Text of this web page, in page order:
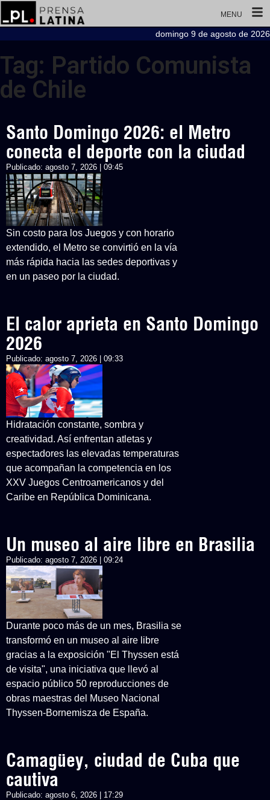
MENU
domingo 9 de agosto de 2026
Tag: Partido Comunista
de Chile
Santo Domingo 2026: el Metro
conecta el deporte con la ciudad
Publicado: agosto 7, 2026 | 09:45
Sin costo para los Juegos y con horario
extendido, el Metro se convirtió en la vía
más rápida hacia las sedes deportivas y
en un paseo por la ciudad.
El calor aprieta en Santo Domingo
2026
Publicado: agosto 7, 2026 | 09:33
Hidratación constante, sombra y
creatividad. Así enfrentan atletas y
espectadores las elevadas temperaturas
que acompañan la competencia en los
XXV Juegos Centroamericanos y del
Caribe en República Dominicana.
Un museo al aire libre en Brasilia
Publicado: agosto 7, 2026 | 09:24
Durante poco más de un mes, Brasilia se
transformó en un museo al aire libre
gracias a la exposición "El Thyssen está
de visita", una iniciativa que llevó al
espacio público 50 reproducciones de
obras maestras del Museo Nacional
Thyssen-Bornemisza de España.
Camagüey, ciudad de Cuba que
cautiva
Publicado: agosto 6, 2026 | 17:29